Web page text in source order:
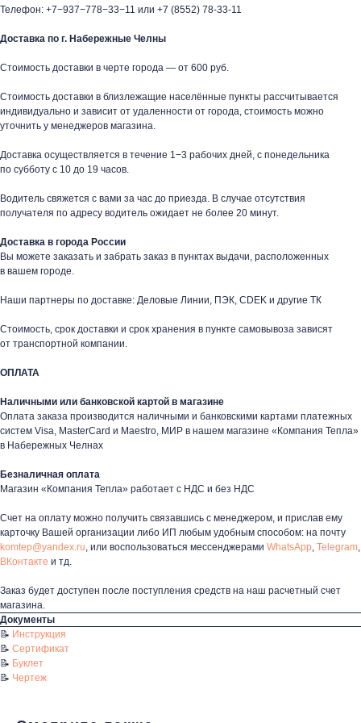
Телефон: +7−937−778−33−11 или +7 (8552) 78-33-11
Доставка по г. Набережные Челны
Стоимость доставки в черте города — от 600 руб.
Стоимость доставки в близлежащие населённые пункты рассчитывается
индивидуально и зависит от удаленности от города, стоимость можно
уточнить у менеджеров магазина.
Доставка осуществляется в течение 1−3 рабочих дней, с понедельника
по субботу с 10 до 19 часов.
Водитель свяжется с вами за час до приезда. В случае отсутствия
получателя по адресу водитель ожидает не более 20 минут.
Доставка в города России
Вы можете заказать и забрать заказ в пунктах выдачи, расположенных
в вашем городе.
Наши партнеры по доставке: Деловые Линии, ПЭК, CDEK и другие ТК
Стоимость, срок доставки и срок хранения в пункте самовывоза зависят
от транспортной компании.
ОПЛАТА
Наличными или банковской картой в магазине
Оплата заказа производится наличными и банковскими картами платежных
систем Visa, MasterCard и Maestro, МИР в нашем магазине «Компания Тепла»
в Набережных Челнах
Безналичная оплата
Магазин «Компания Тепла» работает с НДС и без НДС
Счет на оплату можно получить связавшись с менеджером, и прислав ему
карточку Вашей организации либо ИП любым удобным способом: на почту
komtep@yandex.ru , или воспользоваться мессенджерами WhatsApp Telegram
ВКонтакте и тд.
Заказ будет доступен после поступления средств на наш расчетный счет
магазина.
Документы
📝 Инструкция
📝 Сертификат
📝 Буклет
📝 Чертеж
Контакты
Почта: komtep@yandex.ru
+7 (8552) 78-33-11
Заказать звонок
Каталог О компании Акции Статьи